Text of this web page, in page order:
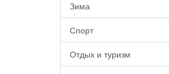
Зима
Спорт
Отдых и туризм